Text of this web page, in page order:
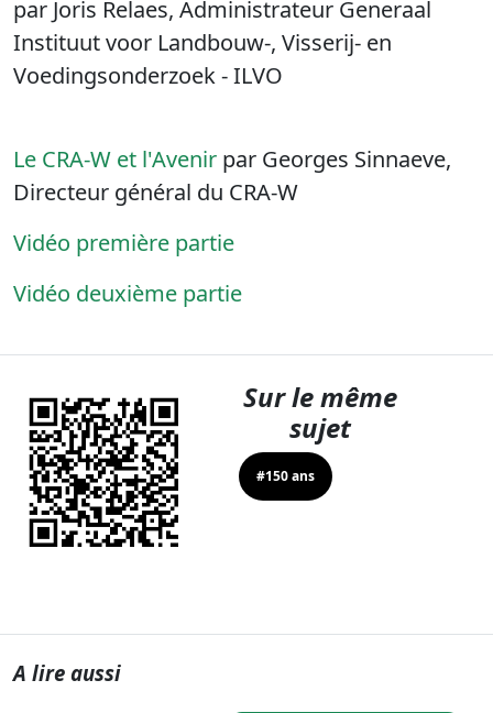
par Joris Relaes, Administrateur Generaal
Instituut voor Landbouw-, Visserij- en
Voedingsonderzoek - ILVO
Le CRA-W et l'Avenir par Georges Sinnaeve,
Directeur général du CRA-W
Vidéo première partie
Vidéo deuxième partie
Sur le même
sujet
#150 ans
A lire aussi